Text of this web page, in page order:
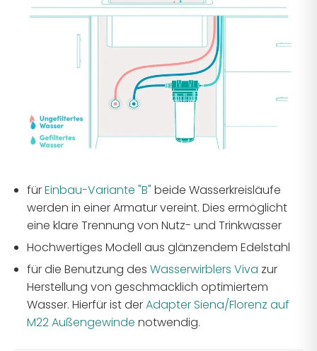
fürEinbau-Variante "B" beide Wasserkreisläufe
werden in einer Armatur vereint. Dies ermöglicht
eine klare Trennung von Nutz- und Trinkwasser
Hochwertiges Modell aus glänzendem Edelstahl
für die Benutzung des Wasserwirblers Viva zur
Herstellung von geschmacklich optimiertem
Wasser. Hierfür ist derAdapter Siena/Florenz auf
M22 Außengewinde notwendig.